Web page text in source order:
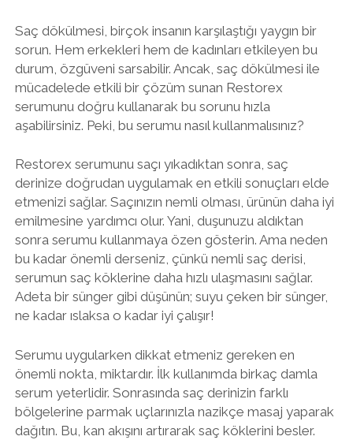
Saç dökülmesi, birçok insanın karşılaştığı yaygın bir
sorun. Hem erkekleri hem de kadınları etkileyen bu
durum, özgüveni sarsabilir. Ancak, saç dökülmesi ile
mücadelede etkili bir çözüm sunan Restorex
serumunu doğru kullanarak bu sorunu hızla
aşabilirsiniz. Peki, bu serumu nasıl kullanmalısınız?
Restorex serumunu saçı yıkadıktan sonra, saç
derinize doğrudan uygulamak en etkili sonuçları elde
etmenizi sağlar. Saçınızın nemli olması, ürünün daha iyi
emilmesine yardımcı olur. Yani, duşunuzu aldıktan
sonra serumu kullanmaya özen gösterin. Ama neden
bu kadar önemli derseniz, çünkü nemli saç derisi,
serumun saç köklerine daha hızlı ulaşmasını sağlar.
Adeta bir sünger gibi düşünün; suyu çeken bir sünger,
ne kadar ıslaksa o kadar iyi çalışır!
Serumu uygularken dikkat etmeniz gereken en
önemli nokta, miktardır. İlk kullanımda birkaç damla
serum yeterlidir. Sonrasında saç derinizin farklı
bölgelerine parmak uçlarınızla nazikçe masaj yaparak
dağıtın. Bu, kan akışını artırarak saç köklerini besler.